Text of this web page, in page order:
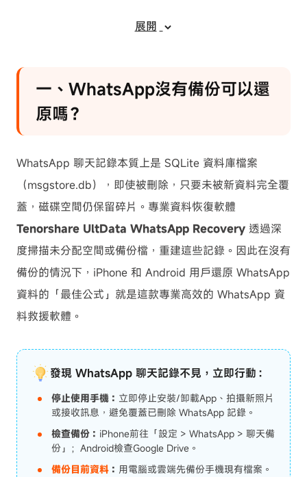
1.透過Google Drive還原WhatsApp對話
六、防止WhatsApp對話不見的小貼士
七、相關問題
展開
一、WhatsApp沒有備份可以還
原嗎？
WhatsApp 聊天記錄本質上是 SQLite 資料庫檔案
（msgstore.db），即使被刪除，只要未被新資料完全覆
蓋，磁碟空間仍保留碎片。專業資料恢復軟體
Tenorshare UltData WhatsApp Recovery 透過深
度掃描未分配空間或備份檔，重建這些記錄。因此在沒有
備份的情況下，iPhone 和 Android 用戶還原 WhatsApp
資料的「最佳公式」就是這款專業高效的 WhatsApp 資
料救援軟體。
發現 WhatsApp 聊天記錄不見，立即行動：
停止使用手機： 立即停止安裝/卸載App、拍攝新照片
或接收訊息，避免覆蓋已刪除 WhatsApp 記錄。
檢查備份： iPhone前往「設定 > WhatsApp > 聊天備
份」；Android檢查Google Drive。
備份目前資料 ： 用電腦或雲端先備份手機現有檔案。